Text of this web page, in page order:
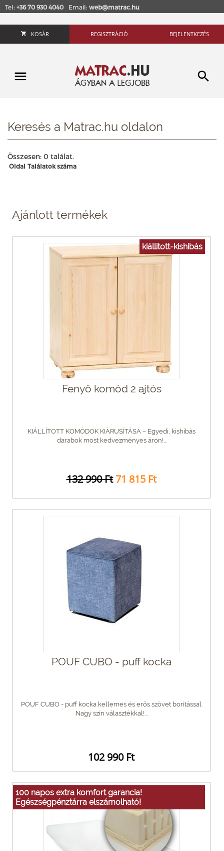
Tel: +36 70 930 4040 Email: web@matrac.hu
KOSÁR REGISZTRÁCIÓ BEJELENTKEZÉS
Keresés a Matrac.hu oldalon
Összesen: 0 találat.
Oldal Találatok száma
Ajánlott termékek
kiállitott-kishibás
Fenyő komód 2 ajtós
KIÁLLÍTOTT KOMÓDOK KIÁRUSÍTÁSA – Egyedi, kishibás
darabok most kedvezményes áron!...
132 990 Ft 71 815 Ft
POUF CUBO - puff kocka
POUF CUBO - puff kocka kellemes és erős szövet borítással.
Nagy szín választékkal!...
102 990 Ft
100 napos extra komfort garancia!
Egészségpénztárra elszámolható!